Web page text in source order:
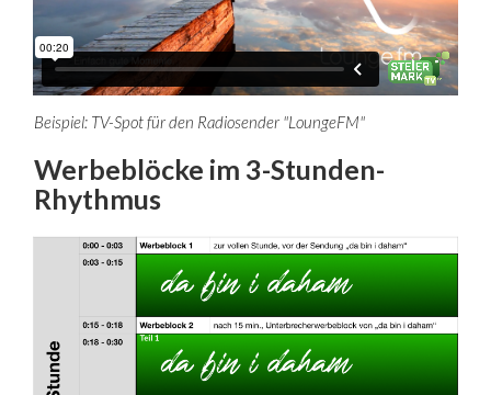
Beispiel: TV-Spot für den Radiosender "LoungeFM"
Werbeblöcke im 3-Stunden-
Rhythmus